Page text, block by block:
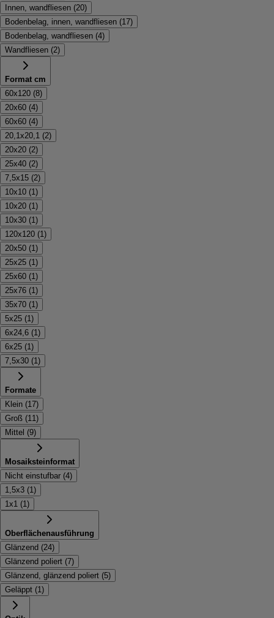
Innen, wandfliesen (20)
Bodenbelag, innen, wandfliesen (17)
Bodenbelag, wandfliesen (4)
Wandfliesen (2)
Format cm
60x120 (8)
20x60 (4)
60x60 (4)
20,1x20,1 (2)
20x20 (2)
25x40 (2)
7,5x15 (2)
10x10 (1 )
10x20 (1 )
10x30 (1 )
120x120 (1 )
20x50 (1 )
25x25 (1 )
25x60 (1 )
25x76 (1 )
35x70 (1 )
5x25 (1 )
6x24,6 (1 )
6x25 (1 )
7,5x30 (1 )
Formate
Klein (17)
Groß (11 )
Mittel (9)
Mosaiksteinformat
Nicht einstufbar (4)
1,5x3 (1 )
1x1 (1 )
Oberflächenausführung
Glänzend (24)
Glänzend poliert (7)
Glänzend, glänzend poliert (5)
Geläppt (1 )